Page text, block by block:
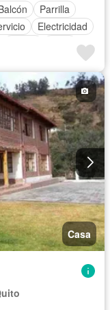
Parrilla
Electricidad
Casa